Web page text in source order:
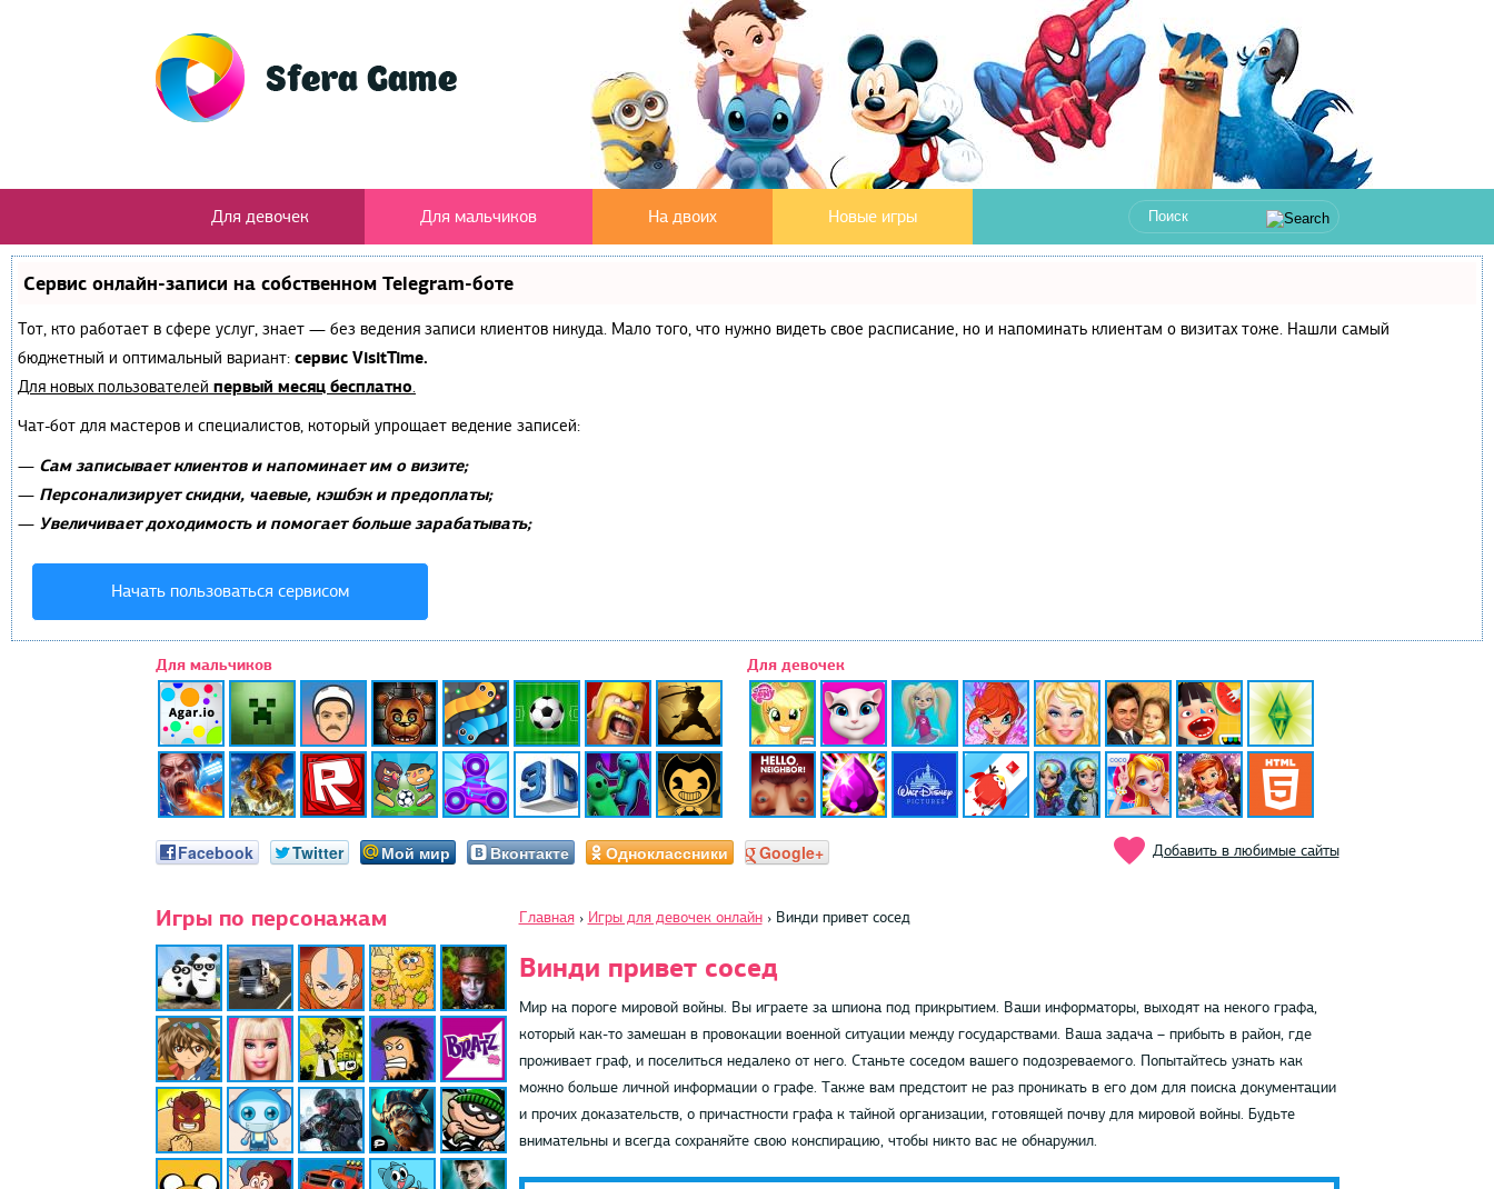
Для девочек Для мальчиков На двоих Новые игры
Сервис онлайн-записи на собственном Telegram-боте
Тот, кто работает в сфере услуг, знает — без ведения записи клиентов никуда. Мало того, что нужно видеть свое расписание, но и напоминать клиентам о визитах тоже. Нашли самый
бюджетный и оптимальный вариант: сервис VisitTime.
Для новых пользователей первый месяц бесплатно.
Чат-бот для мастеров и специалистов, который упрощает ведение записей:
— Сам записывает клиентов и напоминает им о визите;
— Персонализирует скидки, чаевые, кэшбэк и предоплаты;
— Увеличивает доходимость и помогает больше зарабатывать;
Начать пользоваться сервисом
Для мальчиков Для девочек
Facebook Twitter Мой мир Вконтакте Одноклассники Google+ Добавить в любимые сайты
Игры по персонажам Главная › Игры для девочек онлайн › Винди привет сосед
Винди привет сосед
Мир на пороге мировой войны. Вы играете за шпиона под прикрытием. Ваши информаторы, выходят на некого графа,
который как-то замешан в провокации военной ситуации между государствами. Ваша задача – прибыть в район, где
проживает граф, и поселиться недалеко от него. Станьте соседом вашего подозреваемого. Попытайтесь узнать как
можно больше личной информации о графе. Также вам предстоит не раз проникать в его дом для поиска документации
и прочих доказательств, о причастности графа к тайной организации, готовящей почву для мировой войны. Будьте
внимательны и всегда сохраняйте свою конспирацию, чтобы никто вас не обнаружил.